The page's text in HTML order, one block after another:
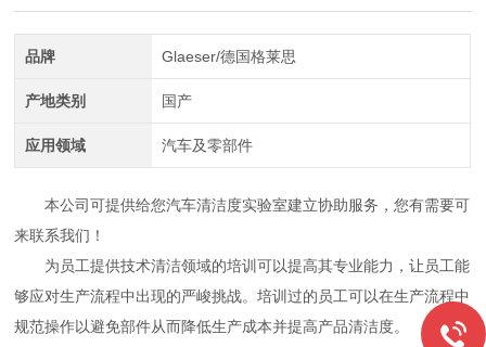
品牌 Glaeser/德国格莱思
产地类别 国产
应用领域 汽车及零部件
本公司可提供给您汽车清洁度实验室建立协助服务，您有需要可
来联系我们！
为员工提供技术清洁领域的培训可以提高其专业能力，让员工能
够应对生产流程中出现的严峻挑战。培训过的员工可以在生产流程中
规范操作以避免部件从而降低生产成本并提高产品清洁度。